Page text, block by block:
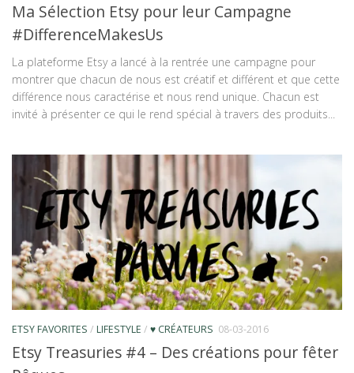
Ma Sélection Etsy pour leur Campagne
#DifferenceMakesUs
La plateforme Etsy a lancé à la rentrée une campagne pour
montrer que chacun de nous est créatif et différent et que cette
différence nous caractérise et nous rend unique. Chacun est
invité à présenter ce qui le rend spécial à travers des produits...
ETSY FAVORITES / LIFESTYLE / ♥ CRÉATEURS 08-03-2016
Etsy Treasuries #4 – Des créations pour fêter